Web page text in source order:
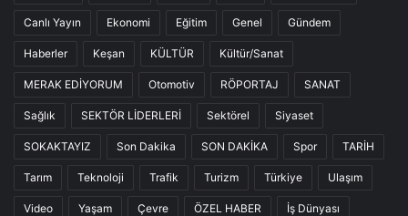
Canlı Yayın Ekonomi Eğitim Genel Gündem
Haberler Keşan KÜLTÜR Kültür/Sanat
MERAK EDİYORUM Otomotiv RÖPORTAJ SANAT
Sağlık SEKTÖR LİDERLERİ Sektörel Siyaset
SOKAKTAYIZ Son Dakika SON DAKİKA Spor TARİH
Tarım Teknoloji Trafik Turizm Türkiye Ulaşım
Video Yaşam Çevre ÖZEL HABER İş Dünyası